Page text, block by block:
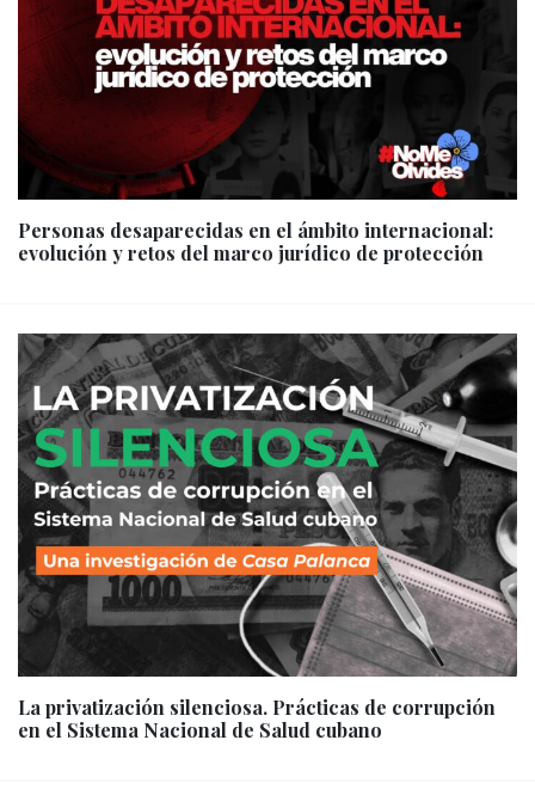
Personas desaparecidas en el ámbito internacional:
evolución y retos del marco jurídico de protección
La privatización silenciosa. Prácticas de corrupción
en el Sistema Nacional de Salud cubano